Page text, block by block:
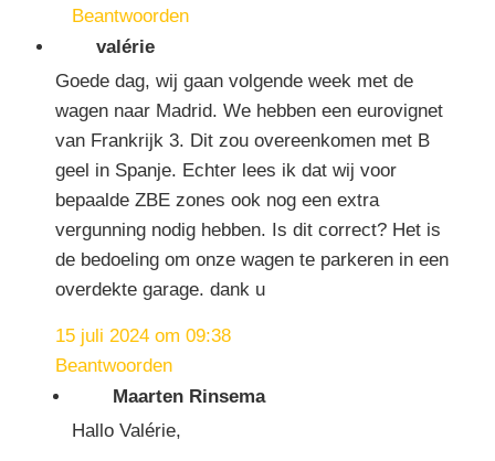
Beantwoorden
valérie
Goede dag, wij gaan volgende week met de
wagen naar Madrid. We hebben een eurovignet
van Frankrijk 3. Dit zou overeenkomen met B
geel in Spanje. Echter lees ik dat wij voor
bepaalde ZBE zones ook nog een extra
vergunning nodig hebben. Is dit correct? Het is
de bedoeling om onze wagen te parkeren in een
overdekte garage. dank u
15 juli 2024 om 09:38
Beantwoorden
Maarten Rinsema
Hallo Valérie,